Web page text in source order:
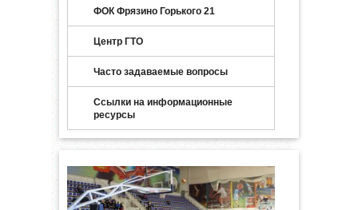
ФОК Фрязино Горького 21
Центр ГТО
Часто задаваемые вопросы
Ссылки на информационные
ресурсы